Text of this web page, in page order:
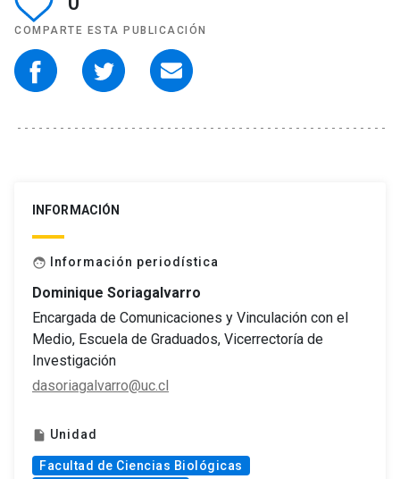
COMPARTE ESTA PUBLICACIÓN
INFORMACIÓN
face Información periodística
Dominique Soriagalvarro
Encargada de Comunicaciones y Vinculación con el
Medio, Escuela de Graduados, Vicerrectoría de
Investigación
dasoriagalvarro@uc.cl
insert_drive_file Unidad
Facultad de Ciencias Biológicas